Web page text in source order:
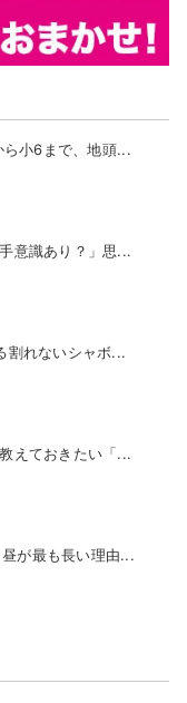
ら小6まで、地頭...
意識あり？」思...
割れないシャボ...
えておきたい「...
が最も長い理由...